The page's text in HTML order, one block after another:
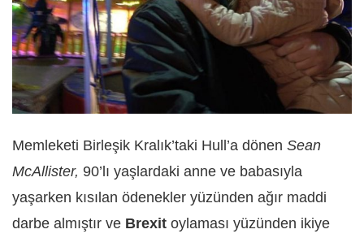
Memleketi Birleşik Kralık’taki Hull’a dönen Sean
McAllister, 90’lı yaşlardaki anne ve babasıyla
yaşarken kısılan ödenekler yüzünden ağır maddi
darbe almıştır ve Brexit oylaması yüzünden ikiye